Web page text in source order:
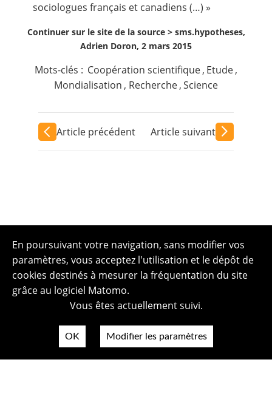
sociologues français et canadiens (…) »
Continuer sur le site de la source > sms.hypotheses,
Adrien Doron, 2 mars 2015
Mots-clés : Coopération scientifique, Etude,
Mondialisation , Recherche ,Science
Article précédent Article suivant
En poursuivant votre navigation, sans modifier vos
paramètres, vous acceptez l'utilisation et le dépôt de
cookies destinés à mesurer la fréquentation du site
grâce au logiciel Matomo.
Vous êtes actuellement suivi.
OK Modifier les paramètres